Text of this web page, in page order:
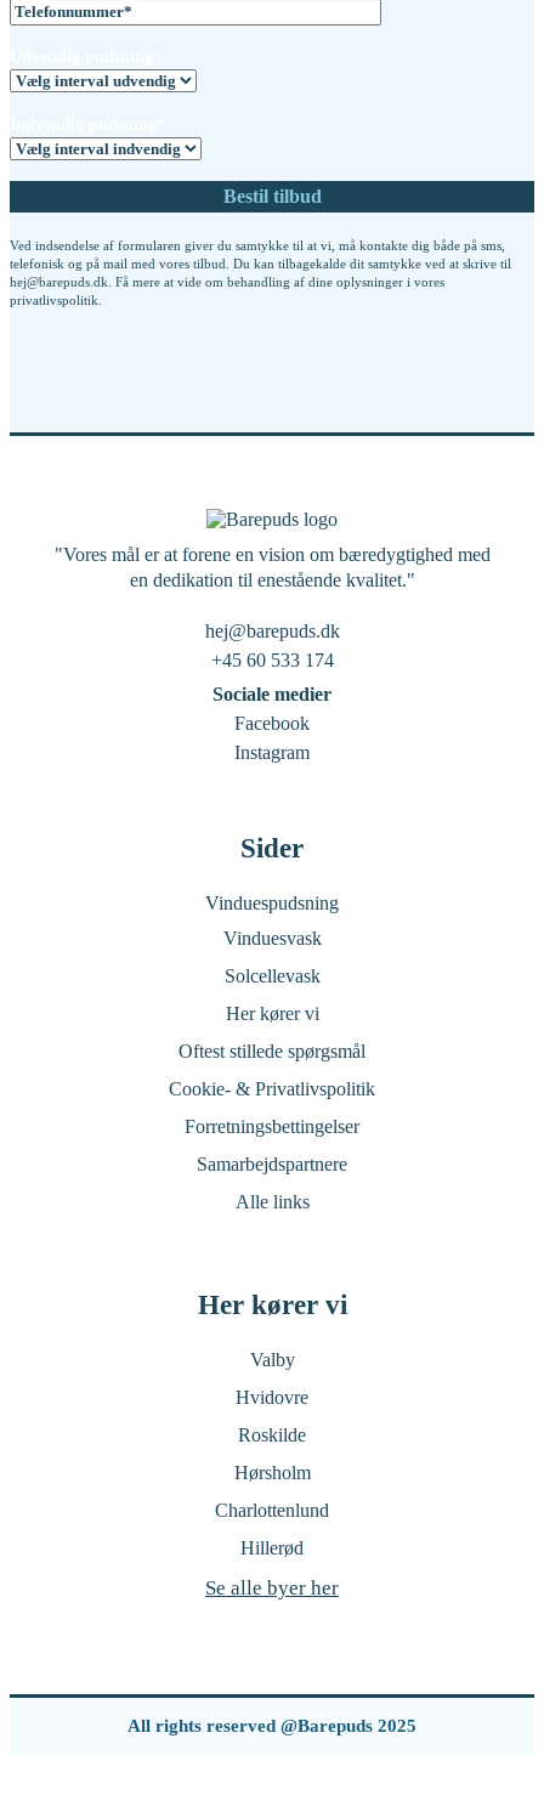
Ved indsendelse af formularen giver du samtykke til at vi, må kontakte dig både på sms,
telefonisk og på mail med vores tilbud. Du kan tilbagekalde dit samtykke ved at skrive til
hej@barepuds.dk. Få mere at vide om behandling af dine oplysninger i vores
privatlivspolitik
"Vores mål er at forene en vision om bæredygtighed med
en dedikation til enestående kvalitet."
hej@barepuds.dk
+45 60 533 174
Sociale medier
Facebook
Instagram
Sider
Vinduespudsning
Vinduesvask
Solcellevask
Her kører vi
Oftest stillede spørgsmål
Cookie- & Privatlivspolitik
Forretningsbettingelser
Samarbejdspartnere
Alle links
Her kører vi
Valby
Hvidovre
Roskilde
Hørsholm
Charlottenlund
Hillerød
Se alle byer her
All rights reserved @Barepuds 2025